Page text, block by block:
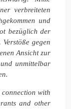
verbreiteten
und
bezüglich der
gegen
Ansicht zur
unmittelbar
with
and other